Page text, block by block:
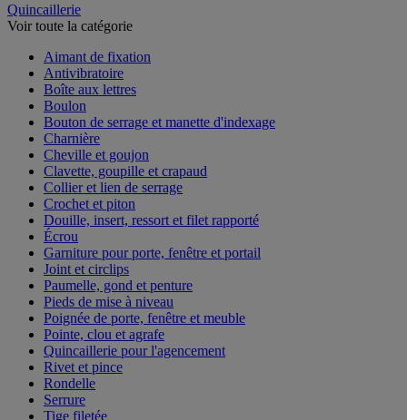
Quincaillerie
Voir toute la catégorie
Aimant de fixation
Antivibratoire
Boîte aux lettres
Boulon
Bouton de serrage et manette d'indexage
Charnière
Cheville et goujon
Clavette, goupille et crapaud
Collier et lien de serrage
Crochet et piton
Douille, insert, ressort et filet rapporté
Écrou
Garniture pour porte, fenêtre et portail
Joint et circlips
Paumelle, gond et penture
Pieds de mise à niveau
Poignée de porte, fenêtre et meuble
Pointe, clou et agrafe
Quincaillerie pour l'agencement
Rivet et pince
Rondelle
Serrure
Tige filetée